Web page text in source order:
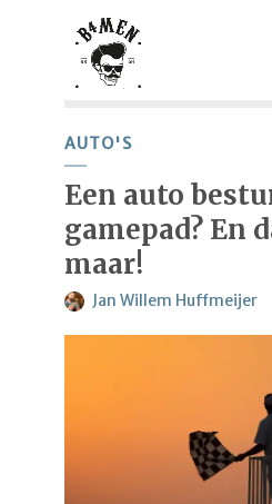
AUTO'S
Een auto
gamepad? En
maar!
Jan Willem Huffmeijer